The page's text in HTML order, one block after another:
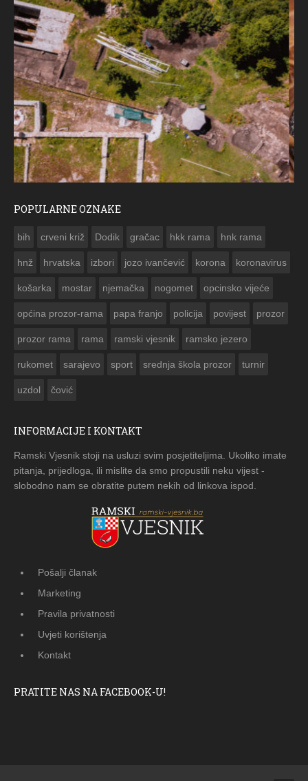
POPULARNE OZNAKE
bih crveni križ Dodik gračac hkk rama hnk rama
hnž hrvatska izbori jozo ivančević korona koronavirus
košarka mostar njemačka nogomet opcinsko vijeće
općina prozor-rama papa franjo policija povijest prozor
prozor rama rama ramski vjesnik ramsko jezero
rukomet sarajevo sport srednja škola prozor turnir
uzdol čović
INFORMACIJE I KONTAKT
Ramski Vjesnik stoji na usluzi svim posjetiteljima. Ukoliko imate
pitanja, prijedloga, ili mislite da smo propustili neku vijest -
slobodno nam se obratite putem nekih od linkova ispod.
Pošalji članak
Marketing
Pravila privatnosti
Uvjeti korištenja
Kontakt
PRATITE NAS NA FACEBOOK-U!